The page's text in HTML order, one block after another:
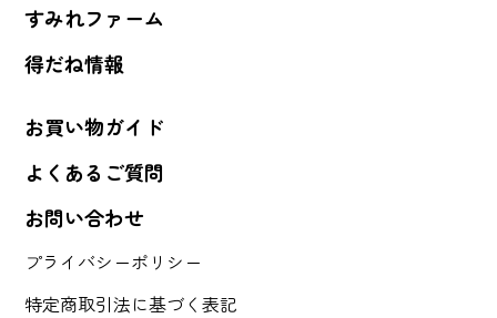
すみれファーム
得だね情報
お買い物ガイド
よくあるご質問
お問い合わせ
プライバシーポリシー
特定商取引法に基づく表記